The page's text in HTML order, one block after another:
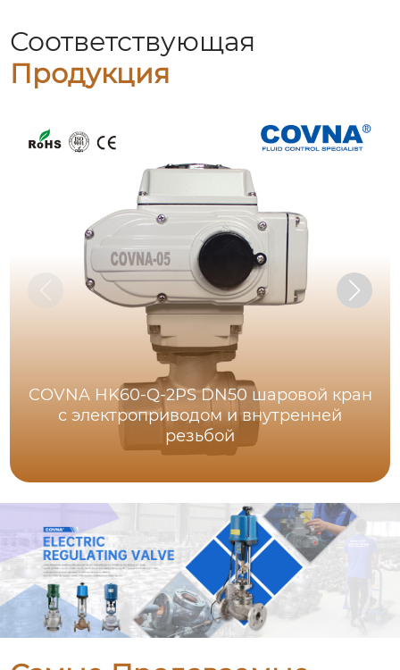
Соответствующая
Продукция
COVNA HK60-Q-2PS DN50 шаровой кран
с электроприводом и внутренней
резьбой